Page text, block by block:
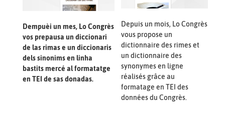
Dempuèi un mes, Lo Congrès
vos prepausa un diccionari
de las rimas e un diccionaris
dels sinonims en linha
bastits mercé al formatatge
en TEI de sas donadas.
Depuis un mois, Lo Congrès
vous propose un
dictionnaire des rimes et
un dictionnaire des
synonymes en ligne
réalisés grâce au
formatage en TEI des
données du Congrès.